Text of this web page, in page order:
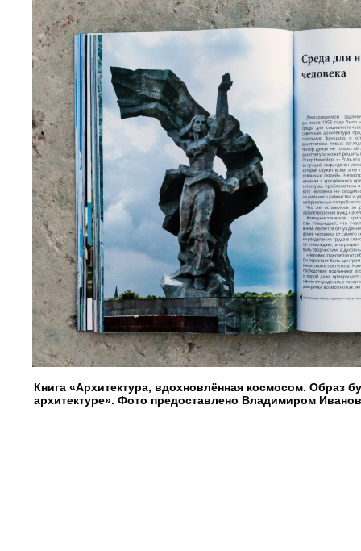
Книга «Архитектура, вдохновлённая космосом. Образ
архитектуре». Фото предоставлено Владимиром